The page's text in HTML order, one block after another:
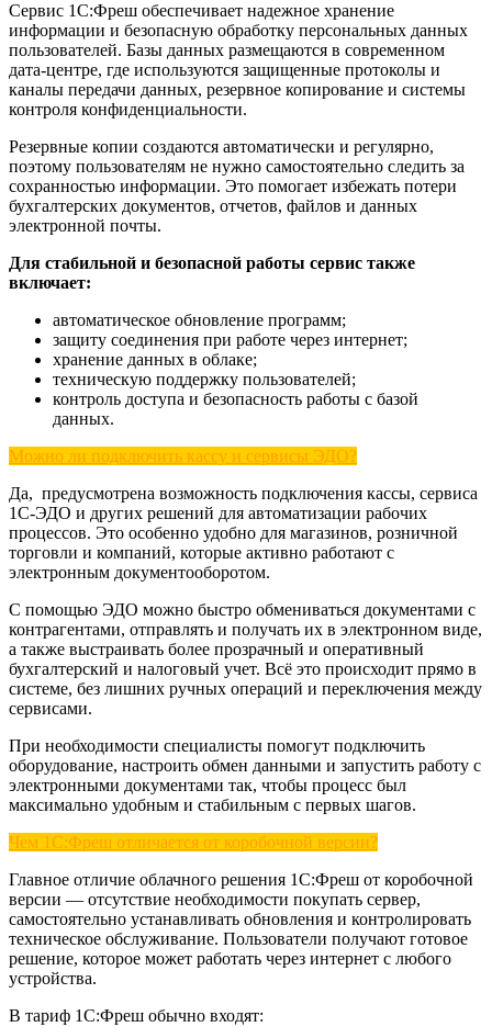
Сервис 1С:Фреш обеспечивает надежное хранение
информации и безопасную обработку персональных данных
пользователей. Базы данных размещаются в современном
дата-центре, где используются защищенные протоколы и
каналы передачи данных, резервное копирование и системы
контроля конфиденциальности.
Резервные копии создаются автоматически и регулярно,
поэтому пользователям не нужно самостоятельно следить за
сохранностью информации. Это помогает избежать потери
бухгалтерских документов, отчетов, файлов и данных
электронной почты.
Для стабильной и безопасной работы сервис также
включает:
автоматическое обновление программ;
защиту соединения при работе через интернет;
хранение данных в облаке;
техническую поддержку пользователей;
контроль доступа и безопасность работы с базой
данных.
Можно ли подключить кассу и сервисы ЭДО?
Да, предусмотрена возможность подключения кассы, сервиса
1С-ЭДО и других решений для автоматизации рабочих
процессов. Это особенно удобно для магазинов, розничной
торговли и компаний, которые активно работают с
электронным документооборотом.
С помощью ЭДО можно быстро обмениваться документами с
контрагентами, отправлять и получать их в электронном виде,
а также выстраивать более прозрачный и оперативный
бухгалтерский и налоговый учет. Всё это происходит прямо в
системе, без лишних ручных операций и переключения между
сервисами.
При необходимости специалисты помогут подключить
оборудование, настроить обмен данными и запустить работу с
электронными документами так, чтобы процесс был
максимально удобным и стабильным с первых шагов.
Чем 1С:Фреш отличается от коробочной версии?
Главное отличие облачного решения 1С:Фреш от коробочной
версии — отсутствие необходимости покупать сервер,
самостоятельно устанавливать обновления и контролировать
техническое обслуживание. Пользователи получают готовое
решение, которое может работать через интернет с любого
устройства.
В тариф 1С:Фреш обычно входят: